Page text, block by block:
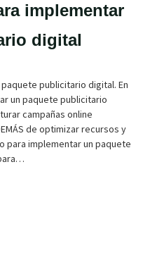
implementar
digital
publicitario digital. En
un paquete publicitario
campañas online
de optimizar recursos y
para implementar un paquete